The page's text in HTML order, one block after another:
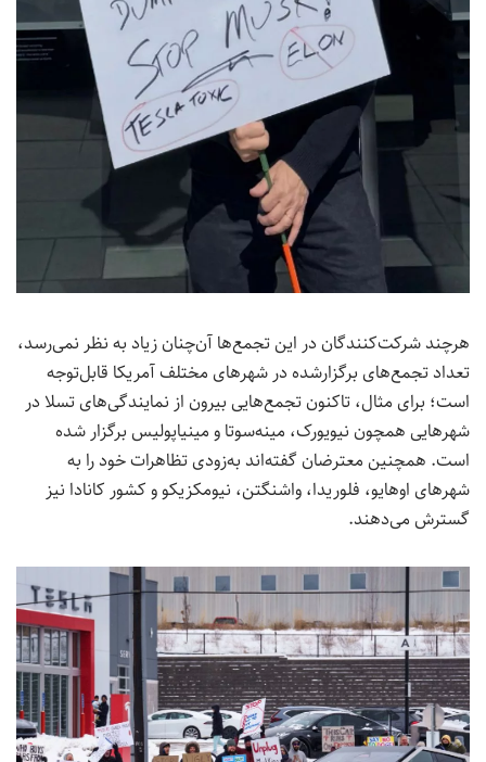
هرچند شرکت‌کنندگان در این تجمع‌ها آن‌چنان زیاد به نظر نمی‌رسد،
تعداد تجمع‌های برگزارشده در شهرهای مختلف آمریکا قابل‌توجه
است؛ برای مثال، تاکنون تجمع‌هایی بیرون از نمایندگی‌های تسلا در
شهرهایی همچون نیویورک، مینه‌سوتا و مینیاپولیس برگزار شده
است. همچنین معترضان گفته‌اند به‌زودی تظاهرات خود را به
شهرهای اوهایو، فلوریدا، واشنگتن، نیومکزیکو و کشور کانادا نیز
گسترش می‌دهند.